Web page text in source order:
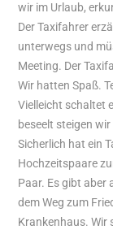
wir im Urlaub,
Der Taxifahrer
unterwegs und
Meeting. Der
Wir hatten Spaß.
Vielleicht schaltet
beseelt steigen
Sicherlich hat ein
Hochzeitspaare
Paar. Es gibt aber
dem Weg zum
Krankenhaus. Wir